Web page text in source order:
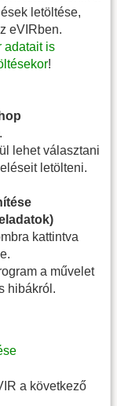
letöltése,
eVIRben.
adatait is
!
lehet választani
letölteni.
kattintva
a művelet
hibákról.
a következő